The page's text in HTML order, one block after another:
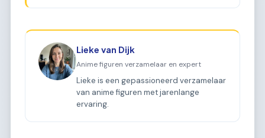
Lieke van Dijk
Anime figuren verzamelaar en expert
Lieke is een gepassioneerd verzamelaar
van anime figuren met jarenlange
ervaring.